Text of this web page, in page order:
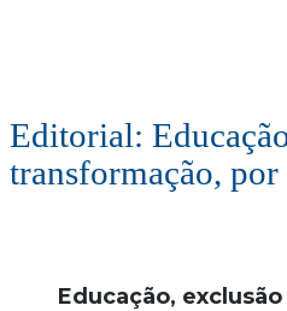
Editorial:
transformação,
Educação,